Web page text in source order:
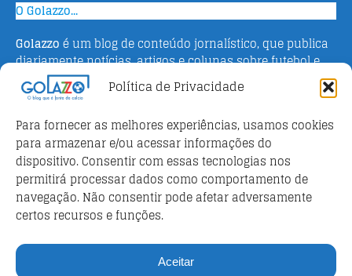
Política de Privacidade
Para fornecer as melhores experiências, usamos cookies
para armazenar e/ou acessar informações do
dispositivo. Consentir com essas tecnologias nos
permitirá processar dados como comportamento de
navegação. Não consentir pode afetar adversamente
certos recursos e funções.
Aceitar
O Golazzo...
Golazzo é um blog de conteúdo jornalístico, que publica
diariamente notícias, artigos e colunas sobre futebol e
campeonato italiano. Fundado em 2016 pelo jornalista
Adriano Bertin, o site tem como objetivo informar o
o esporte na Itália.
Parceiros
Futebol ao vivo
Análises e prognósticos dos jogos